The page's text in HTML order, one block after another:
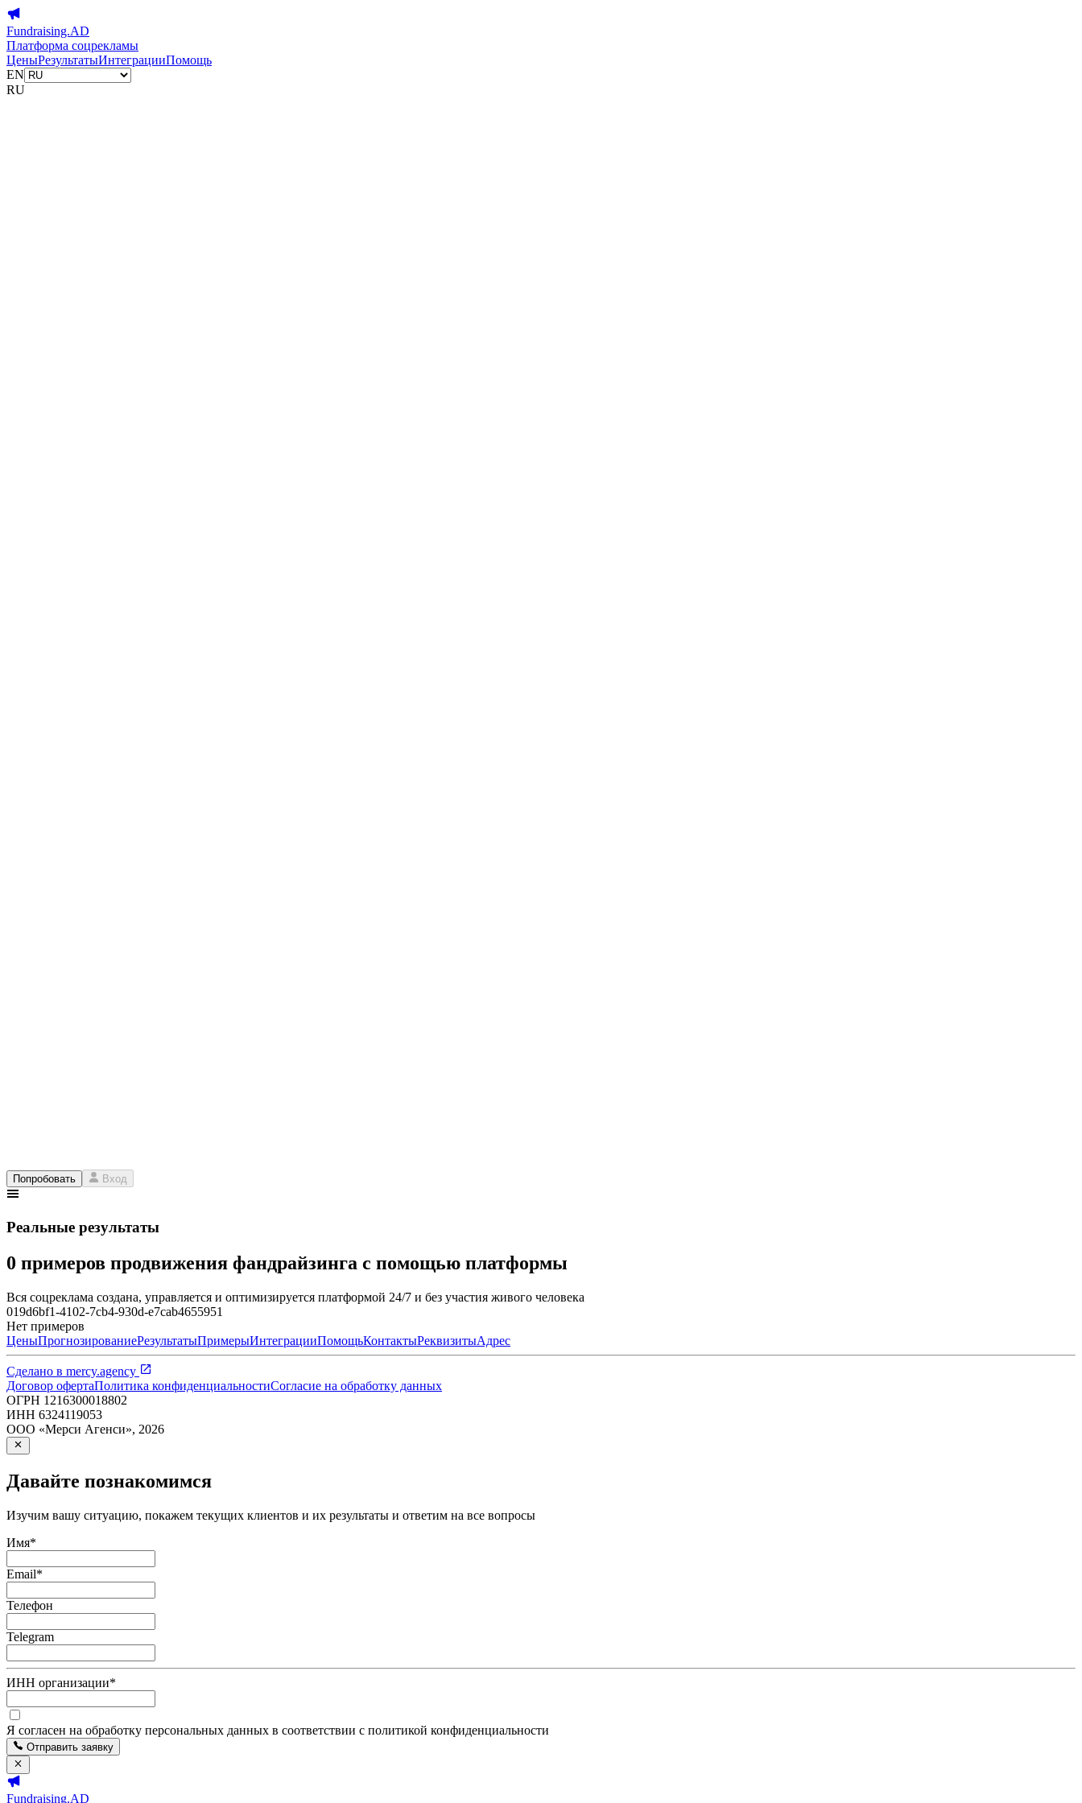
Fundraising.AD
Платформа соцрекламы
ЦеныРезультатыИнтеграцииПомощь
EN
RU
Попробовать Вход
Реальные результаты
0 примеров продвижения фандрайзинга с помощью платформы
Вся соцреклама создана, управляется и оптимизируется платформой 24/7 и без участия живого человека
019d6bf1-4102-7cb4-930d-e7cab4655951
Нет примеров
ЦеныПрогнозированиеРезультатыПримерыИнтеграцииПомощьКонтактыРеквизитыАдрес
Сделано в mercy.agency
Договор офертаПолитика конфиденциальностиСогласие на обработку данных
ОГРН 1216300018802
ИНН 6324119053
ООО «Мерси Агенси», 2026
Давайте познакомимся
Изучим вашу ситуацию, покажем текущих клиентов и их результаты и ответим на все вопросы
Имя*
Email*
Телефон
Telegram
ИНН организации*
Я согласен на обработку персональных данных в соответствии с политикой конфиденциальности
Отправить заявку
Fundraising.AD